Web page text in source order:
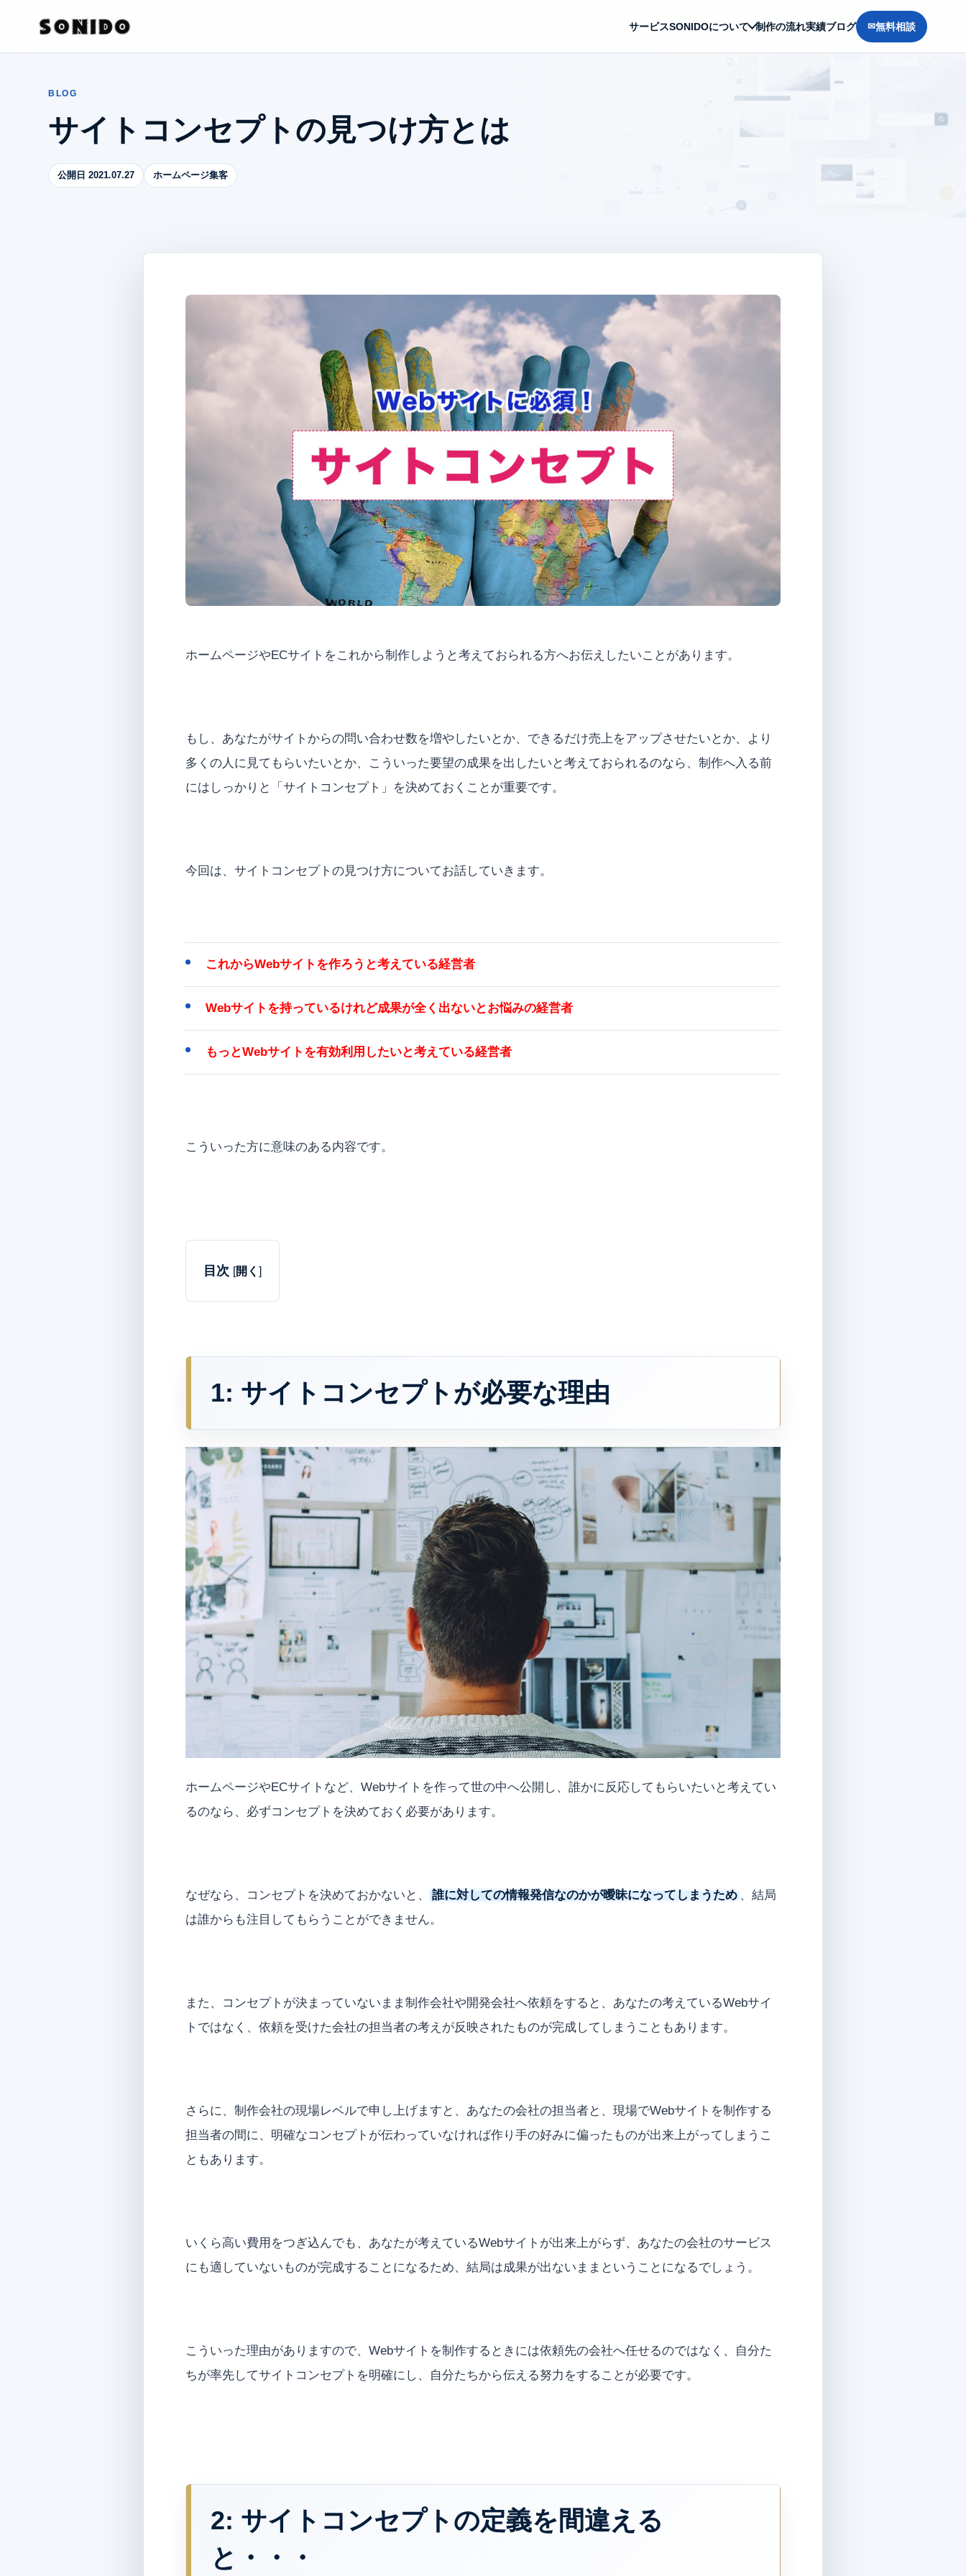
サービスSONIDOについて 制作の流れ実績ブログ 無料相談
BLOG
サイトコンセプトの見つけ方とは
公開日 2021.07.27 ホームページ集客
ホームページやECサイトをこれから制作しようと考えておられる方へお伝えしたいことがあります。
もし、あなたがサイトからの問い合わせ数を増やしたいとか、できるだけ売上をアップさせたいとか、より
多くの人に見てもらいたいとか、こういった要望の成果を出したいと考えておられるのなら、制作へ入る前
にはしっかりと「サイトコンセプト」を決めておくことが重要です。
今回は、サイトコンセプトの見つけ方についてお話していきます。
これからWebサイトを作ろうと考えている経営者
Webサイトを持っているけれど成果が全く出ないとお悩みの経営者
もっとWebサイトを有効利用したいと考えている経営者
こういった方に意味のある内容です。
目次 [開く]
1: サイトコンセプトが必要な理由
ホームページやECサイトなど、Webサイトを作って世の中へ公開し、誰かに反応してもらいたいと考えてい
るのなら、必ずコンセプトを決めておく必要があります。
なぜなら、コンセプトを決めておかないと、誰に対しての情報発信なのかが曖昧になってしまうため 、結局
は誰からも注目してもらうことができません。
また、コンセプトが決まっていないまま制作会社や開発会社へ依頼をすると、あなたの考えているWebサイ
トではなく、依頼を受けた会社の担当者の考えが反映されたものが完成してしまうこともあります。
さらに、制作会社の現場レベルで申し上げますと、あなたの会社の担当者と、現場でWebサイトを制作する
担当者の間に、明確なコンセプトが伝わっていなければ作り手の好みに偏ったものが出来上がってしまうこ
ともあります。
いくら高い費用をつぎ込んでも、あなたが考えているWebサイトが出来上がらず、あなたの会社のサービス
にも適していないものが完成することになるため、結局は成果が出ないままということになるでしょう。
こういった理由がありますので、Webサイトを制作するときには依頼先の会社へ任せるのではなく、自分た
ちが率先してサイトコンセプトを明確にし、自分たちから伝える努力をすることが必要です。
2: サイトコンセプトの定義を間違える
と・・・